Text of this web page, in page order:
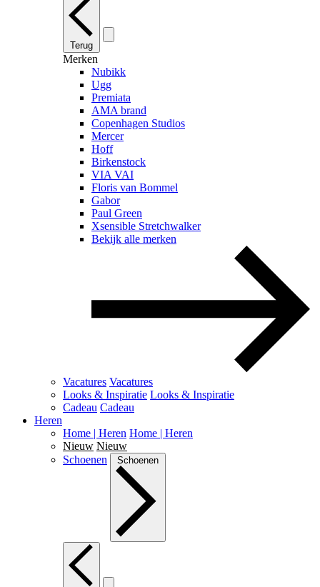
Terug
Merken
Nubikk
Ugg
Premiata
AMA brand
Copenhagen Studios
Mercer
Hoff
Birkenstock
VIA VAI
Floris van Bommel
Gabor
Paul Green
Xsensible Stretchwalker
Bekijk alle merken
Vacatures Vacatures
Looks & Inspiratie Looks & Inspiratie
Cadeau Cadeau
Heren
Home | Heren Home | Heren
Nieuw Nieuw
Schoenen
Schoenen